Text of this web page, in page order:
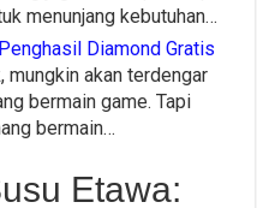
menunjang kebutuhan…
Diamond Gratis
mungkin akan terdengar
bermain game. Tapi
bermain…
Etawa: